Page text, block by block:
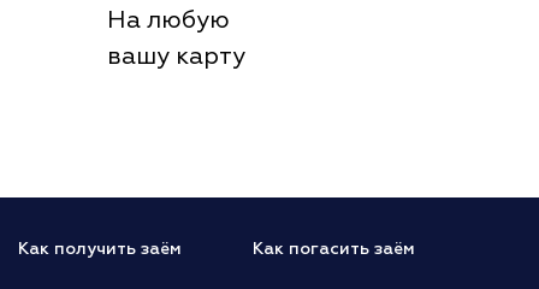
На любую
вашу карту
Как получить заём Как погасить заём